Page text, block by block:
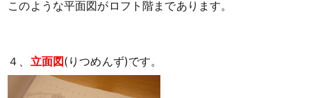
このような平面図がロフト階まであります。
４、 立面図(りつめんず)です。